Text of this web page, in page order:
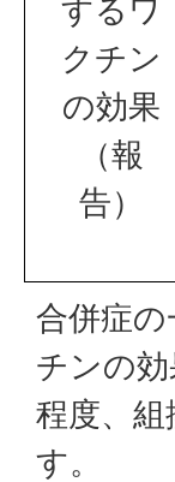
するワ
クチン
の効果
（報
告）
合併症
チンの
程度、
す。